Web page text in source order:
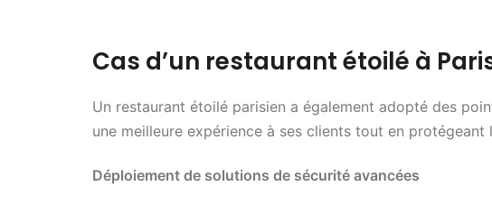
Cas d’un restaurant étoilé à
Un restaurant étoilé parisien a également adopté des
une meilleure expérience à ses clients tout en protégeant
Déploiement de solutions de sécurité avancées